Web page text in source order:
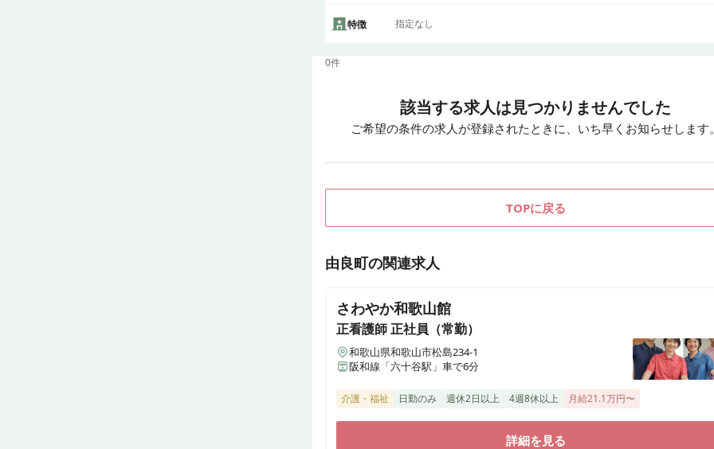
特徴 指定なし
0件
該当する求人は見つかりませんでした
ご希望の条件の求人が登録されたときに、いち早くお知らせします
TOPに戻る
由良町の関連求人
さわやか和歌山館
正看護師正社員（常勤）
和歌山県和歌山市松島234-1
阪和線「六十谷駅」車で6分
介護・福祉 日勤のみ 週休2日以上 4週8休以上 月給21.1万円〜
詳細を見る